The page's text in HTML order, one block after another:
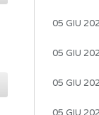
05 GIU
05 GIU
05 GIU